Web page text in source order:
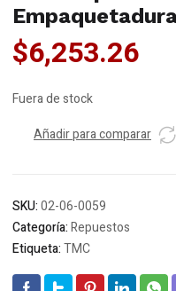
$6,253.26
Fuera de stock
Añadir para comparar
SKU:02-06-0059
Categoría:Repuestos
Etiqueta:TMC